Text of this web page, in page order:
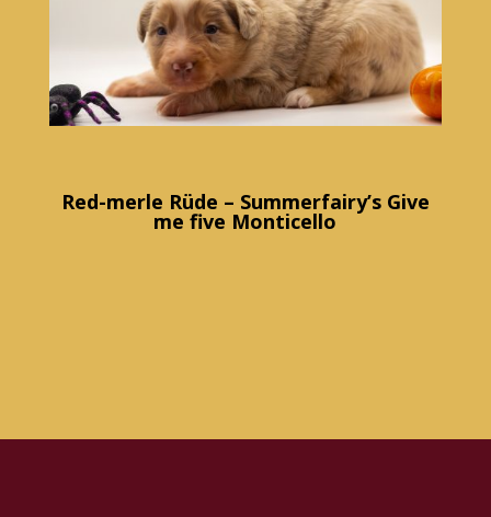
Red-merle Rüde – Summerfairy’s Give
me five Monticello